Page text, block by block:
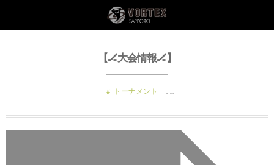
【🏒大会情報🏒】
トーナメント , …